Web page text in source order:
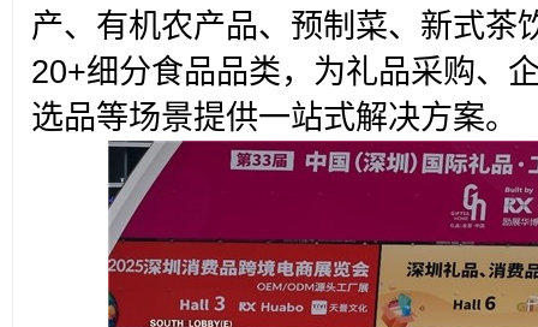
产、有机农产品、预制菜、新式茶
20+细分食品品类，为礼品采购、
选品等场景提供一站式解决方案。